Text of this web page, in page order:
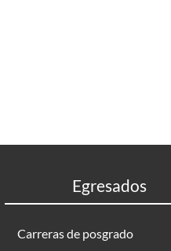
Egresados
Carreras de posgrado